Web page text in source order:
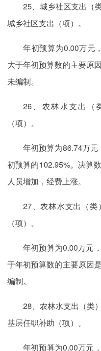
25、城乡社区支出（
城乡社区支出（项）。
年初预算为0.00万元
大于年初预算数的主要原
未编制。
26、农林水支出（
（项）。
年初预算为86.74万
初预算的102.95%。决算
人员增加，经费上涨。
27、农林水支出（
（项）。
年初预算为0.00万元
于年初预算数的主要原因
编制。
28、农林水支出（类
基层任职补助（项）。
年初预算为0.00万元